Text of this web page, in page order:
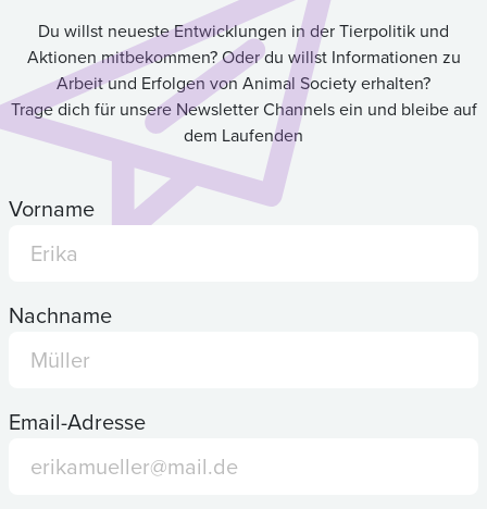
Du willst neueste Entwicklungen in der Tierpolitik und
Aktionen mitbekommen? Oder du willst Informationen zu
Arbeit und Erfolgen von Animal Society erhalten?
Trage dich für unsere Newsletter Channels ein und bleibe auf
dem Laufenden
Vorname
Nachname
Email-Adresse